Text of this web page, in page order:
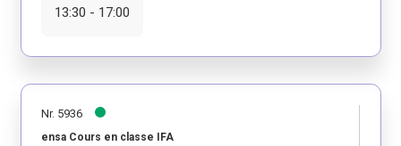
13:30 - 17:00
Nr. 5936
ensa Cours en classe IFA